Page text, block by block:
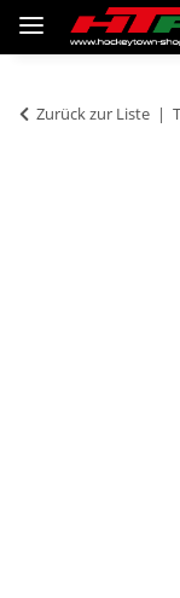
Zurück zur Liste